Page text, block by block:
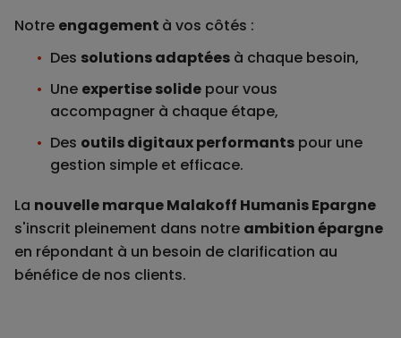
Notre engagement à vos côtés :
Des solutions adaptées à chaque besoin,
Une expertise solide pour vous
accompagner à chaque étape,
Des outils digitaux performants pour une
gestion simple et efficace.
La nouvelle marque Malakoff Humanis Epargne
s'inscrit pleinement dans notre ambition épargne
en répondant à un besoin de clarification au
bénéfice de nos clients.